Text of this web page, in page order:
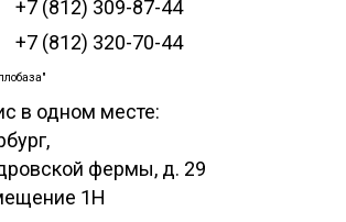
+7 (812) 309-87-44
+7 (812) 320-70-44
в одном месте:
,
фермы, д. 29
1Н